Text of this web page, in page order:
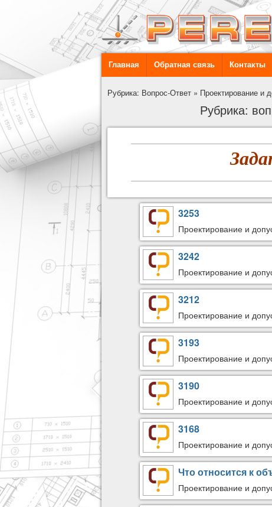
Главная Обратная связь Контакты
Рубрика: Вопрос-Ответ » Проектирование и
Рубрика:
3253
Проектирование и
3242
Проектирование и
3212
Проектирование и
3193
Проектирование и
3190
Проектирование и
3168
Проектирование и
Что относится к
Проектирование и